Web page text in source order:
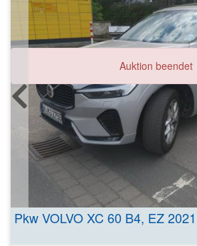
Auktion beendet
Pkw VOLVO XC 60 B4, EZ 2021